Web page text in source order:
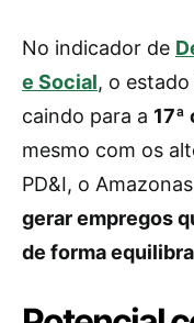
No indicador de
e Social, o
caindo para a 17ª
mesmo com os
PD&I, o Amazonas
gerar empregos
de forma